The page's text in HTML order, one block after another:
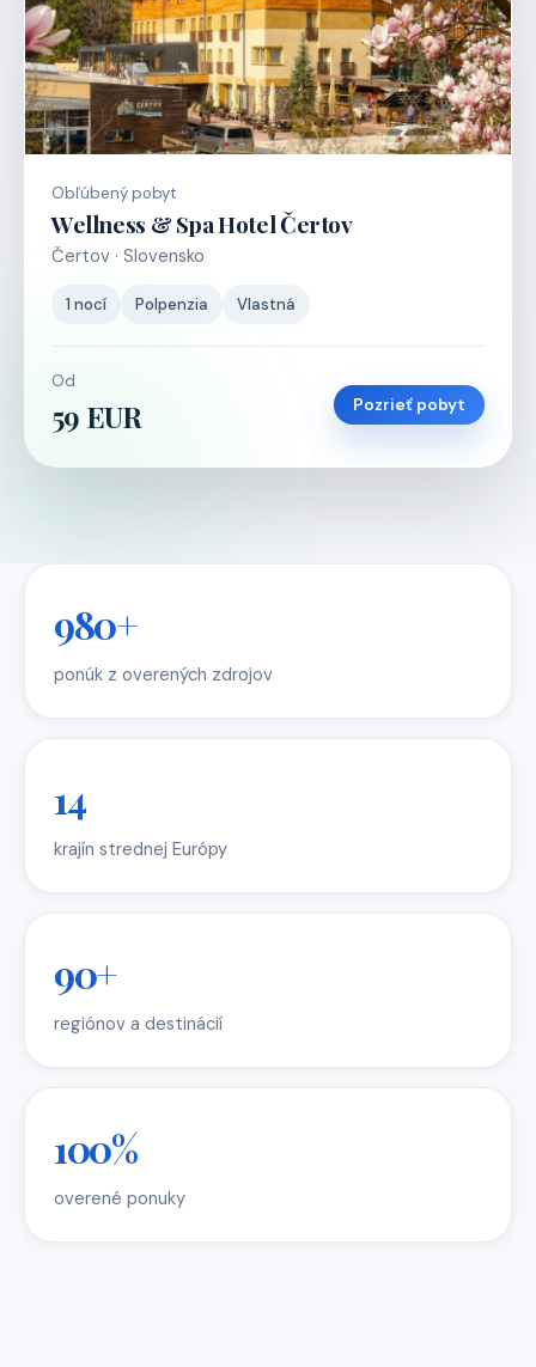
Obľúbený pobyt
Wellness & Spa Hotel Čertov
Čertov · Slovensko
1 nocí Polpenzia Vlastná
Od
59 EUR Pozrieť pobyt
980+
ponúk z overených zdrojov
14
krajín strednej Európy
90+
regiónov a destinácií
100%
overené ponuky